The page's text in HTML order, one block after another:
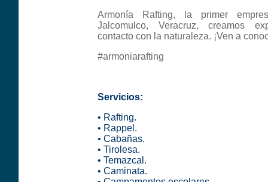
Armonía Rafting, la primer
Jalcomulco, Veracruz, creamos
contacto con la naturaleza. ¡Ven a
#armoniarafting
Servicios:
• Rafting.
• Rappel .
• Cabañas.
• Tirolesa.
• Temazcal .
• Caminata.